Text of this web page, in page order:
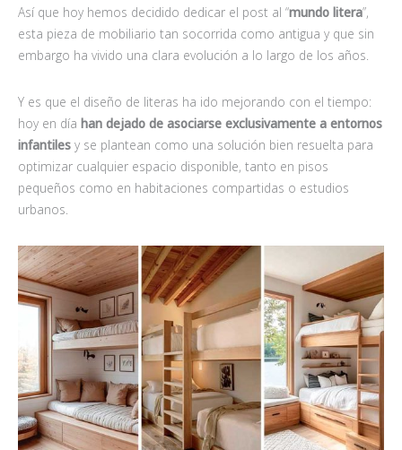
Así que hoy hemos decidido dedicar el post al “mundo litera”,
esta pieza de mobiliario tan socorrida como antigua y que sin
embargo ha vivido una clara evolución a lo largo de los años.
Y es que el diseño de literas ha ido mejorando con el tiempo:
hoy en día han dejado de asociarse exclusivamente a entornos
infantiles y se plantean como una solución bien resuelta para
optimizar cualquier espacio disponible, tanto en pisos
pequeños como en habitaciones compartidas o estudios
urbanos.